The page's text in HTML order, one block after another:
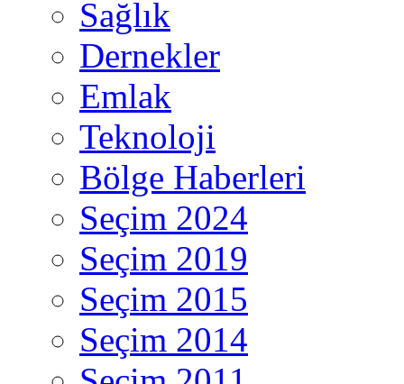
Sağlık
Dernekler
Emlak
Teknoloji
Bölge Haberleri
Seçim 2024
Seçim 2019
Seçim 2015
Seçim 2014